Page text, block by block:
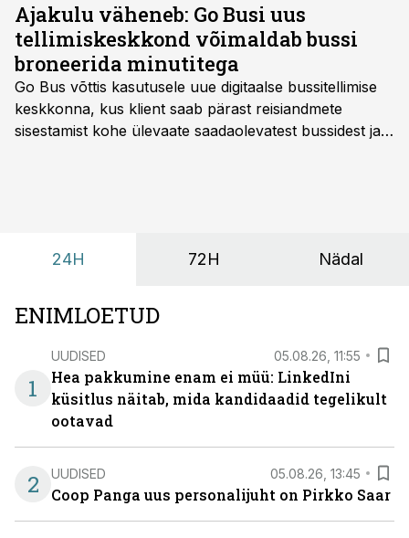
Ajakulu väheneb: Go Busi uus
tellimiskeskkond võimaldab bussi
broneerida minutitega
Go Bus võttis kasutusele uue digitaalse bussitellimise
keskkonna, kus klient saab pärast reisiandmete
sisestamist kohe ülevaate saadaolevatest bussidest ja
24H 72H Nädal
ENIMLOETUD
1
UUDISED 05.08.26, 11:55
Hea pakkumine enam ei müü: LinkedIni
küsitlus näitab, mida kandidaadid tegelikult
ootavad
2 UUDISED 05.08.26, 13:45
Coop Panga uus personalijuht on Pirkko Saar